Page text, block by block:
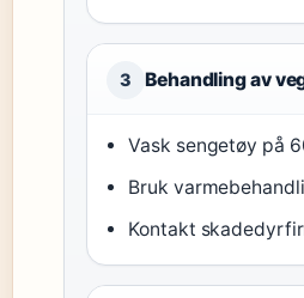
3 Behandling av
Vask sengetøy på
Bruk
Kontakt